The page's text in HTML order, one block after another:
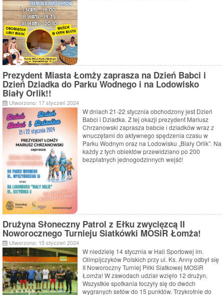
Prezydent Miasta Łomży zaprasza na Dzień Babci i
Dzień Dziadka do Parku Wodnego i na Lodowisko
Biały Orlik!!
Utworzono: 17 styczeń 2024
W dniach 21-22 stycznia obchodzony jest Dzień
Babci i Dziadka. Z tej okazji prezydent Mariusz
Chrzanowski zaprasza babcie i dziadków wraz z
wnuczętami do aktywnego spędzenia czasu w
Parku Wodnym oraz na Lodowisku „Biały Orlik”. Na
każdy z tych obiektów przewidziano po 200
bezpłatnych jednogodzinnych wejść!
Drużyna Słoneczny Patrol z Ełku zwycięzcą II
Noworocznego Turnieju Siatkówki MOSiR Łomża!
Utworzono: 15 styczeń 2024
W niedzielę 14 stycznia w Hali Sportowej im.
Olimpijczyków Polskich przy ul. Ks. Anny odbył się
II Noworoczny Turniej Piłki Siatkowej MOSiR
Łomża! W zawodach udział wzięło 12 drużyn.
Wszystkie spotkania toczyły się do dwóch
wygranych setów do 15 punktów. Trzykrotnie do